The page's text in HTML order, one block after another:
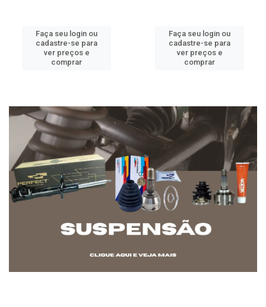
Faça seu login ou
cadastre-se para
ver preços e
comprar
Faça seu login ou
cadastre-se para
ver preços e
comprar